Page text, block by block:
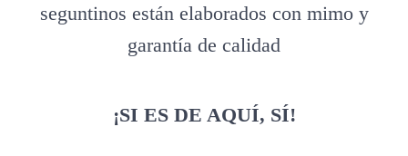
seguntinos están elaborados con mimo y
garantía de calidad
¡SI ES DE AQUÍ, SÍ!